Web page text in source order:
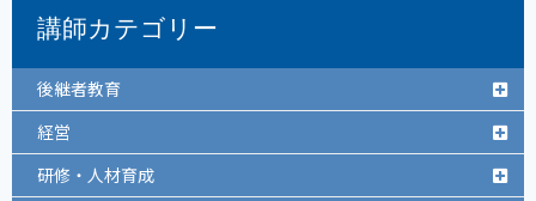
講師カテゴリー
後継者教育
経営
研修・人材育成